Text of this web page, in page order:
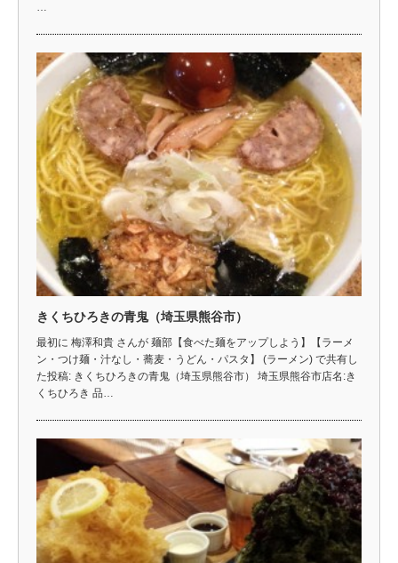
きくちひろきの青鬼（埼玉県熊谷市）
最初に 梅澤和貴 さんが 麺部【食べた麺をアップしよう】【ラーメ
ン・つけ麺・汁なし・蕎麦・うどん・パスタ】 (ラーメン) で共有し
た投稿: きくちひろきの青鬼（埼玉県熊谷市） 埼玉県熊谷市店名:き
くちひろき 品…